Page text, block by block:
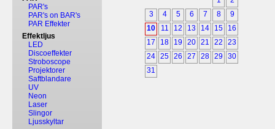
PAR's
PAR's on BAR's
PAR Effekter
Effektljus
LED
Discoeffekter
Stroboscope
Projektorer
Saftblandare
UV
Neon
Laser
Slingor
Ljusskyltar
3
4 5 6 7 8
9
10
11 12 13 14 15
16
17
18 19 20 21 22
23
24 25 26 27 28 29
30
31